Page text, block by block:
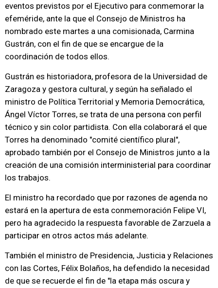
eventos previstos por el Ejecutivo para conmemorar la
efeméride, ante la que el Consejo de Ministros ha
nombrado este martes a una comisionada, Carmina
Gustrán, con el fin de que se encargue de la
coordinación de todos ellos.
Gustrán es historiadora, profesora de la Universidad de
Zaragoza y gestora cultural, y según ha señalado el
ministro de Política Territorial y Memoria Democrática,
Ángel Víctor Torres, se trata de una persona con perfil
técnico y sin color partidista. Con ella colaborará el que
Torres ha denominado "comité científico plural",
aprobado también por el Consejo de Ministros junto a la
creación de una comisión interministerial para coordinar
los trabajos.
El ministro ha recordado que por razones de agenda no
estará en la apertura de esta conmemoración Felipe VI,
pero ha agradecido la respuesta favorable de Zarzuela a
participar en otros actos más adelante.
También el ministro de Presidencia, Justicia y Relaciones
con las Cortes, Félix Bolaños, ha defendido la necesidad
de que se recuerde el fin de "la etapa más oscura y